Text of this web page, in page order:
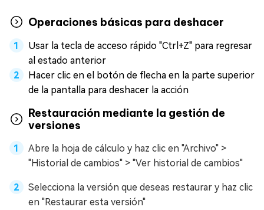
Operaciones básicas para deshacer
Usar la tecla de acceso rápido "Ctrl+Z" para regresar
al estado anterior
Hacer clic en el botón de flecha en la parte superior
de la pantalla para deshacer la acción
Restauración mediante la gestión de
versiones
Abre la hoja de cálculo y haz clic en "Archivo" >
"Historial de cambios" > "Ver historial de cambios"
Selecciona la versión que deseas restaurar y haz clic
en "Restaurar esta versión"